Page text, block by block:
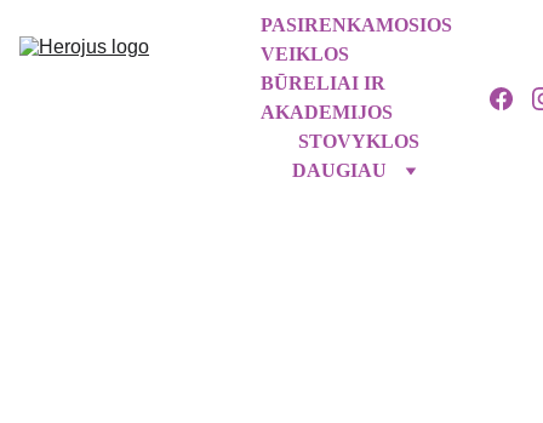
PASIRENKAMOSIOS
VEIKLOS
BŪRELIAI IR
AKADEMIJOS
STOVYKLOS
DAUGIAU